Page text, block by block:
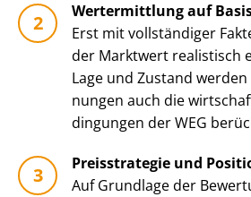
Wertermittlung auf
Erst mit vollständiger
der Marktwert realistisch
Lage und Zustand
nun­gen auch die
din­gun­gen der WEG
Preisstrategie und
Auf Grundlage der